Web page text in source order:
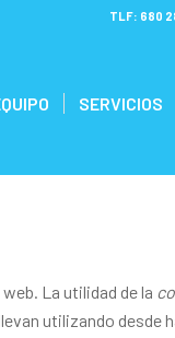
TLF: 680
SERVICIOS
La utilidad de la
utilizando desde